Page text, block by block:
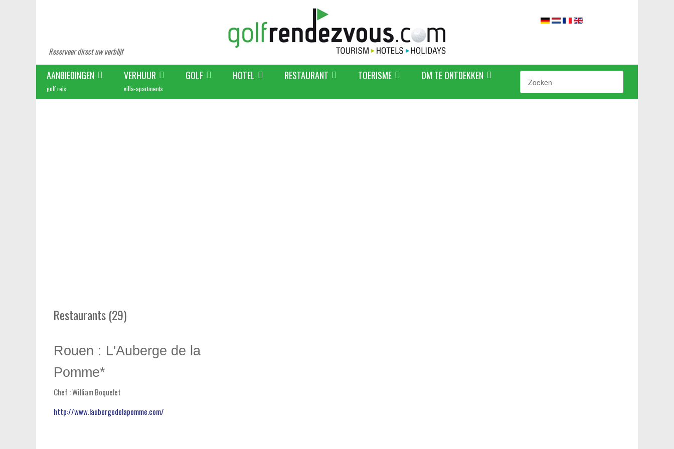
Reserveer direct uw verblijf
AANBIEDINGEN
golf reis
VERHUUR
villa-apartments
GOLF HOTEL RESTAURANT TOERISME OM TE ONTDEKKEN
Restaurants (29)
Rouen : L'Auberge de la
Pomme*
Chef : William Boquelet
http://www.laubergedelapomme.com/